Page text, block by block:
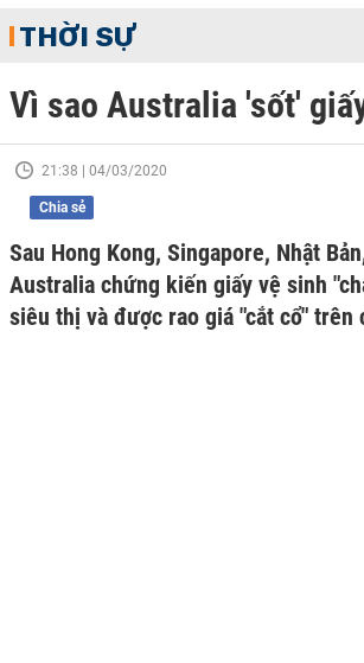
THỜI SỰ
Vì sao Australia 'sốt'
21:38 | 04/03/2020
Chia sẻ
Sau Hong Kong, Singapore, Nhật
Australia chứng kiến giấy vệ sinh
siêu thị và được rao giá "cắt cổ" trên